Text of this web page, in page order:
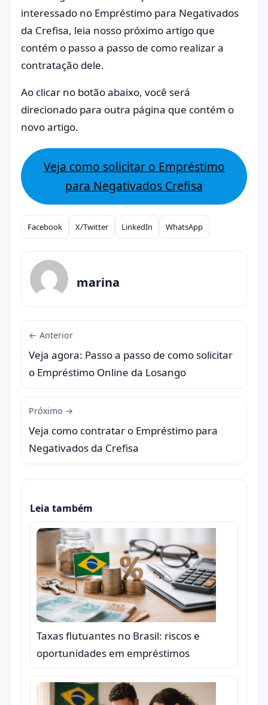
interessado no Empréstimo para Negativados
da Crefisa, leia nosso próximo artigo que
contém o passo a passo de como realizar a
contratação dele.
Ao clicar no botão abaixo, você será
direcionado para outra página que contém o
novo artigo.
Veja como solicitar o Empréstimo
para Negativados Crefisa
Compartilhar
Facebook X/Twitter LinkedIn WhatsApp
marina
← Anterior
Veja agora: Passo a passo de como solicitar
o Empréstimo Online da Losango
Próximo →
Veja como contratar o Empréstimo para
Negativados da Crefisa
Leia também
Taxas flutuantes no Brasil: riscos e
oportunidades em empréstimos